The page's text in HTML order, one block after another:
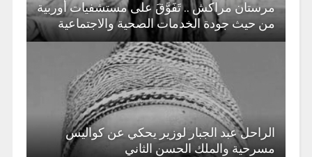
مرستان مراكش .. تَفَوَّقَ على مستشفيات أوربية
من حيث جودة الخدمات الصحية والاجتماعية
الراحل عبد الجبار لوزير يحكي عن كواليس
مسرحية والملك الحسن الثاني